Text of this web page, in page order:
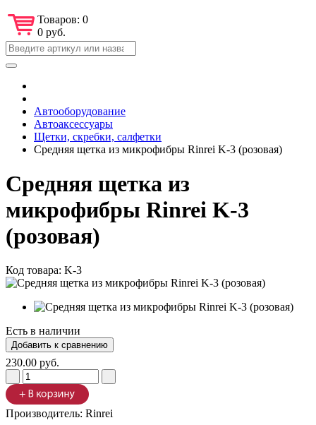
Товаров: 0
0 руб.
Автооборудование
Автоаксессуары
Щетки, скребки, салфетки
Средняя щетка из микрофибры Rinrei K-3 (розовая)
Средняя щетка из
микрофибры Rinrei K-3
(розовая)
Код товара: K-3
Есть в наличии
230.00 руб.
Производитель: Rinrei